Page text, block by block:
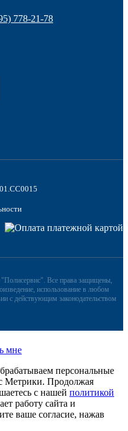
778-21-78
Все права защищены,
использование в любом
с действующим законодательством
мне
персональные
Метрики. Продолжая
с нашей политикой
работу сайта и
ваше согласие, нажав